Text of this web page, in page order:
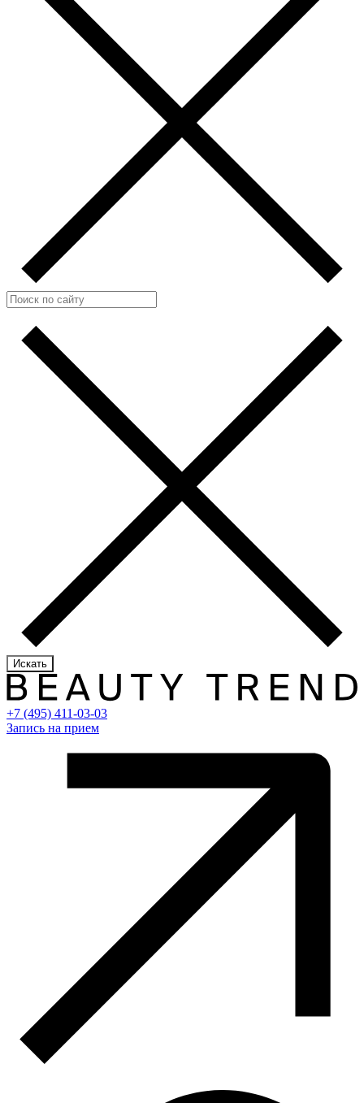
Искать
+7 (495) 411-03-03
Запись на прием